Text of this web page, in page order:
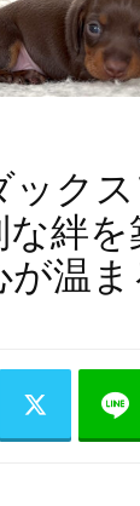
ック
絆
が温